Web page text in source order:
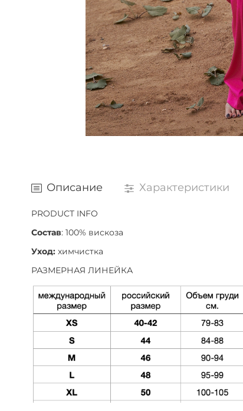
Описание Характеристики
PRODUCT INFO
Состав: 100% вискоза
Уход: химчистка
РАЗМЕРНАЯ ЛИНЕЙКА